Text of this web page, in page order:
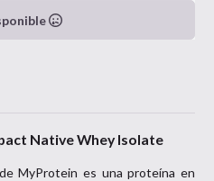
Native Whey Isolate
MyProtein es una proteína en